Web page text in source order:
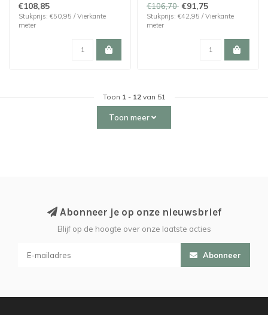
€108,85
Stukprijs: €50,95 / Vierkante
meter
€106,70 €91,75
Stukprijs: €42,95 / Vierkante
meter
Toon 1- 12van 51
Toon meer
Abonneer je op onze nieuwsbrief
Blijf op de hoogte over onze laatste acties
Abonneer